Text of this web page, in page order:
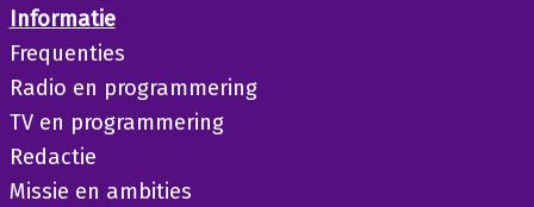
Informatie
Frequenties
Radio en programmering
TV en programmering
Redactie
Missie en ambities